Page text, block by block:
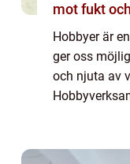
mot fukt
Hobbyer är
ger oss
och njuta av
kommer ...